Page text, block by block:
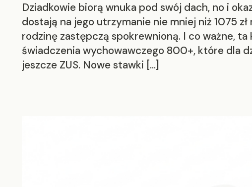
Dziadkowie biorą wnuka pod swój dach, no i
dostają na jego utrzymanie nie mniej niż 1075
rodzinę zastępczą spokrewnioną. I co ważne,
świadczenia wychowawczego 800+, które dla
jeszcze ZUS. Nowe stawki […]